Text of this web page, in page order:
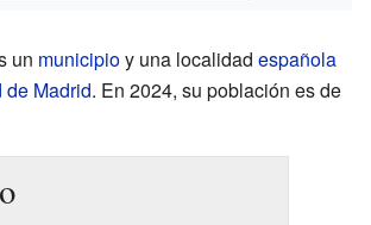
un municipioy una localidad española
Madrid. En 2024, su población es de